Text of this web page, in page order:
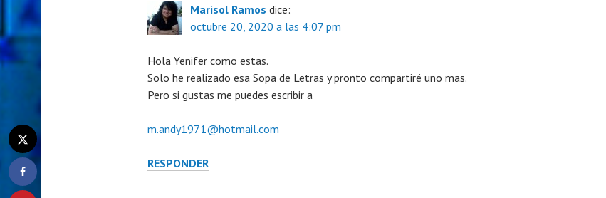
Marisol Ramos dice:
octubre 20, 2020 a las 4:07 pm
Hola Yenifer como estas.
Solo he realizado esa Sopa de Letras y pronto compartiré uno mas.
Pero si gustas me puedes escribir a
m.andy1971@hotmail.com
RESPONDER